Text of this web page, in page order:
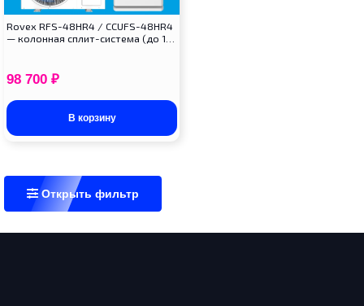
Rovex RFS-48HR4 / CCUFS-48HR4
— колонная сплит-система (до 1…
98 700 ₽
В корзину
Открыть фильтр